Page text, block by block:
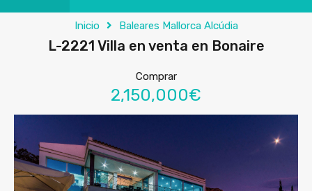
Inicio Baleares Mallorca Alcúdia
L-2221 Villa en venta en Bonaire
Comprar
2,150,000€